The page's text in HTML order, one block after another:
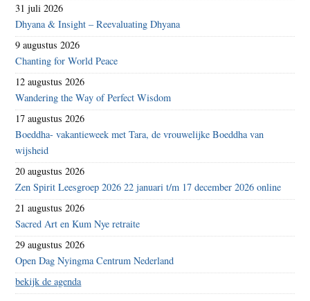
31 juli 2026
Dhyana & Insight – Reevaluating Dhyana
9 augustus 2026
Chanting for World Peace
12 augustus 2026
Wandering the Way of Perfect Wisdom
17 augustus 2026
Boeddha- vakantieweek met Tara, de vrouwelijke Boeddha van
wijsheid
20 augustus 2026
Zen Spirit Leesgroep 2026 22 januari t/m 17 december 2026 online
21 augustus 2026
Sacred Art en Kum Nye retraite
29 augustus 2026
Open Dag Nyingma Centrum Nederland
bekijk de agenda